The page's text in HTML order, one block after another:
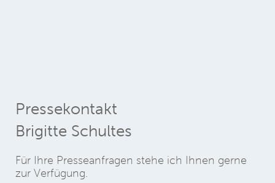
Pressekontakt
Brigitte Schultes
Für Ihre Presseanfragen stehe ich Ihnen gerne
zur Verfügung.